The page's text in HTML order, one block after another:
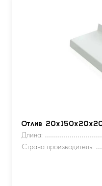
Отлив
Длина:
Страна производитель: